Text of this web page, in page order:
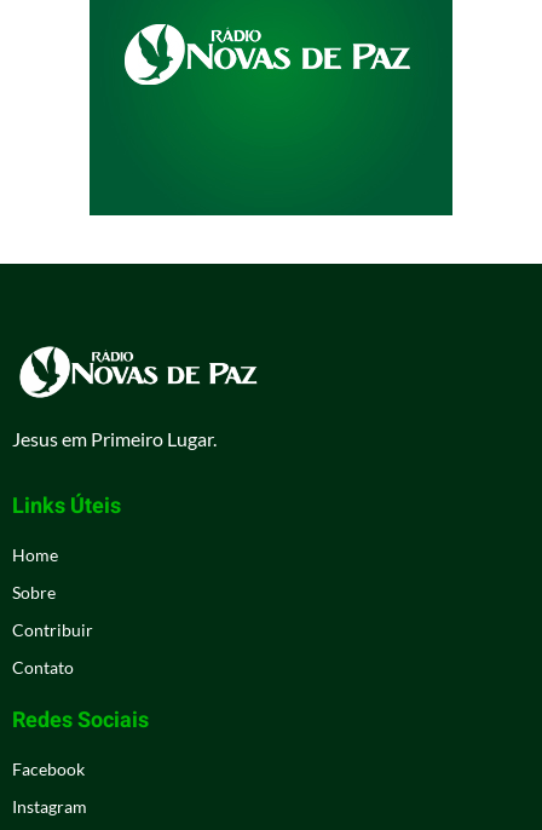
Jesus em Primeiro Lugar.
Links Úteis
Home
Sobre
Contribuir
Contato
Redes Sociais
Facebook
Instagram